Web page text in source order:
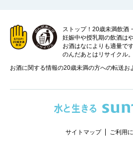
ストップ！20歳未満飲酒
妊娠中や授乳期の飲酒は
お酒はなによりも適量です
のんだあとはリサイクル。
お酒に関する情報の20歳未満の方への転送お
サイトマップ ご利用